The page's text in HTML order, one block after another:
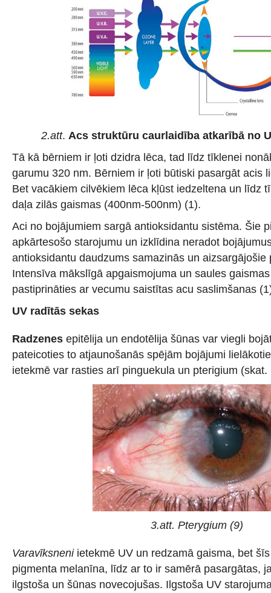
2.att. Acs struktūru caurlaidība atkarībā no
Tā kā bērniem ir ļoti dzidra lēca, tad līdz tīklenei
garumu 320 nm. Bērniem ir ļoti būtiski pasargāt acis
Bet vacākiem cilvēkiem lēca kļūst iedzeltena un līdz
daļa zilās gaismas (400nm-500nm) (1).
Aci no bojājumiem sargā antioksidantu sistēma. Šie
apkārtesošo starojumu un izklīdina neradot
antioksidantu daudzums samazinās un aizsargājošie
Intensīva mākslīgā apgaismojuma un saules
pastiprināties ar vecumu saistītas acu saslimšanas
UV radītās sekas
Radzenes epitēlija un endotēlija šūnas var viegli
pateicoties to atjaunošanās spējām bojājumi
ietekmē var rasties arī pinguekula un pterigium (skat.
3.att. Pterygium (9)
Varavīksneniietekmē UV un redzamā gaisma, bet
pigmenta melanīna, līdz ar to ir samērā pasargātas,
ilgstoša un šūnas novecojušas. Ilgstoša UV